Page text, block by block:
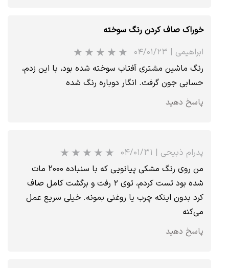
خوراک صاف کردن رنگ سوخته
ابراهیمی | ۰۴/۰۱/۲۳
رنگ ماشین مشتری آفتاب سوخته شده بود، با این زدم،
حسابی جون گرفت. انگار دوباره رنگ شده
پاسخ دهید
پدرام ذبیحی | ۰۴/۰۱/۳۱
من روی رنگ مشکی پیانویی که با سنباده 2000 مات
شده بود تست کردم، توی ۲ رفت و برگشت کامل صاف
کرد بدون اینکه چرب یا روغنی بمونه. خیلی سریع عمل
می‌کنه
پاسخ دهید